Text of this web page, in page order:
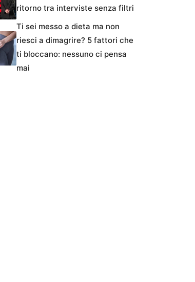
ritorno tra interviste senza filtri
Ti sei messo a dieta ma non
riesci a dimagrire? 5 fattori che
ti bloccano: nessuno ci pensa
mai